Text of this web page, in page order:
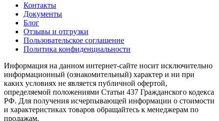
Контакты
Документы
Блог
Отзывы и отгрузки
Пользовательское соглашение
Политика конфиденциальности
Информация на данном интернет-сайте носит исключительно
информационный (ознакомительный) характер и ни при
каких условиях не является публичной офертой,
определяемой положениями Статьи 437 Гражданского кодекса
РФ. Для получения исчерпывающей информации о стоимости
и характеристиках товаров обращайтесь к менеджерам по
продажам.